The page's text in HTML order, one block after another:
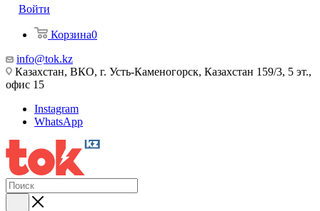
Войти
Корзина0
info@tok.kz
Казахстан, ВКО, г. Усть-Каменогорск, Казахстан 159/3, 5 эт.,
офис 15
Instagram
WhatsApp